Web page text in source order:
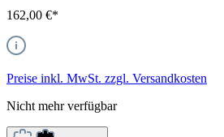
162,00 €*
Preise inkl. MwSt. zzgl. Versandkosten
Nicht mehr verfügbar